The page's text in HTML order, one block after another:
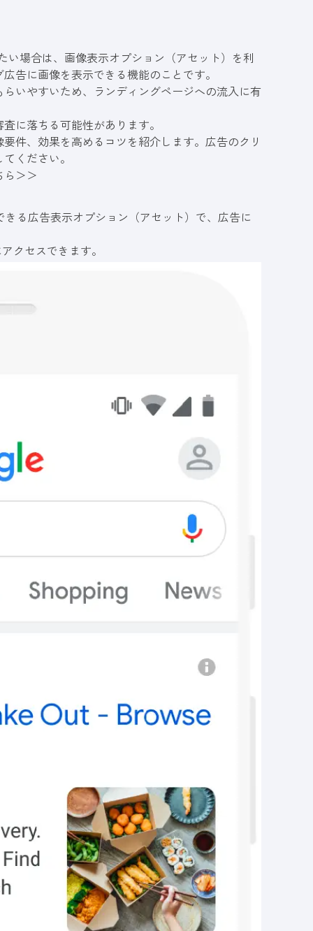
場合は、画像表示オプション（アセット）を利
告に画像を表示できる機能のことです。
いやすいため、ランディングページへの流入に有
に落ちる可能性があります。
件、効果を高めるコツを紹介します。広告のクリ
ください。
＞＞
る広告表示オプション（アセット）で、広告に
クセスできます。